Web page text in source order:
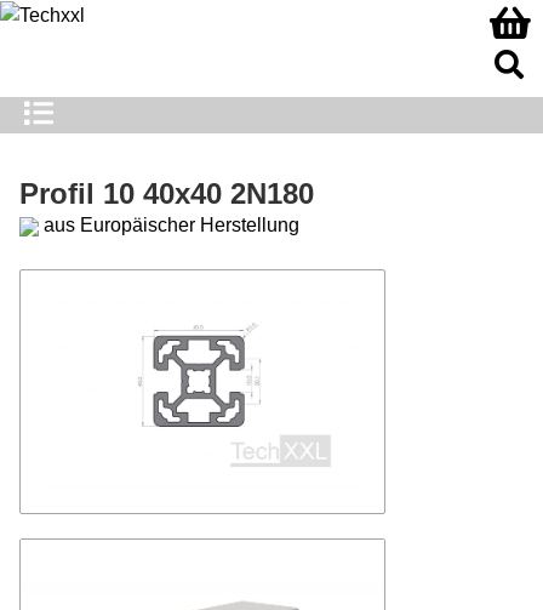
Profil 10 40x40 2N180
aus Europäischer Herstellung